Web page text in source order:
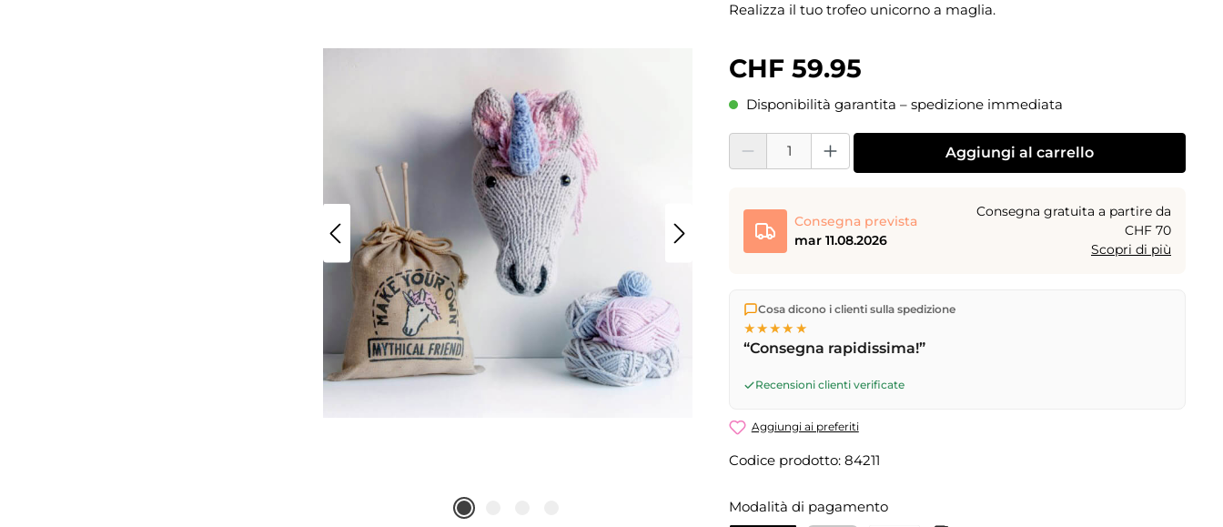
Realizza il tuo trofeo unicorno a maglia.
CHF 59.95
Disponibilità garantita – spedizione immediata
Quantità del prodotto: inserisci la quantità desiderata o usa i pulsanti per aumentare o
Aggiungi al carrello
Consegna prevista
mar 11.08.2026
Consegna gratuita a partire da
CHF 70
Scopri di più
Spediamo direttamente dal nostro magazzino a Kriens, in Svizzera.
Consegna gratuita
a partire da
17 (lun–ven) spediti in giornata – consegna il
successivotramite Posta Svizzera.
Cosa dicono i clienti sulla spedizione
★★★★★
“Consegna rapidissima!”
Recensioni clienti verificate
Aggiungi ai preferiti
Codice prodotto: 84211
Modalità di pagamento